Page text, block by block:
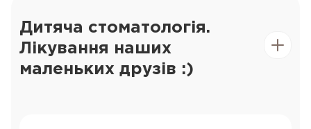
Дитяча стоматологія.
Лікування наших
маленьких друзів :)